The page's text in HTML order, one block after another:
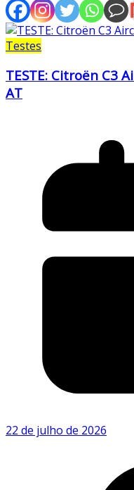
Testes
TESTE: Citroën C3
AT
22 de julho de 2026